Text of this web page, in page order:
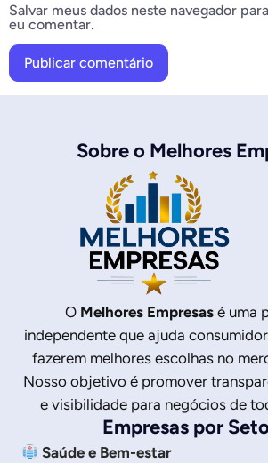
Salvar meus dados neste navegador
eu comentar.
Sobre o Melhores
O Melhores Empresasé uma
independente que ajuda
fazerem melhores escolhas no
Nosso objetivo é promover
e visibilidade para negócios de
Empresas por
Saúde e Bem-estar